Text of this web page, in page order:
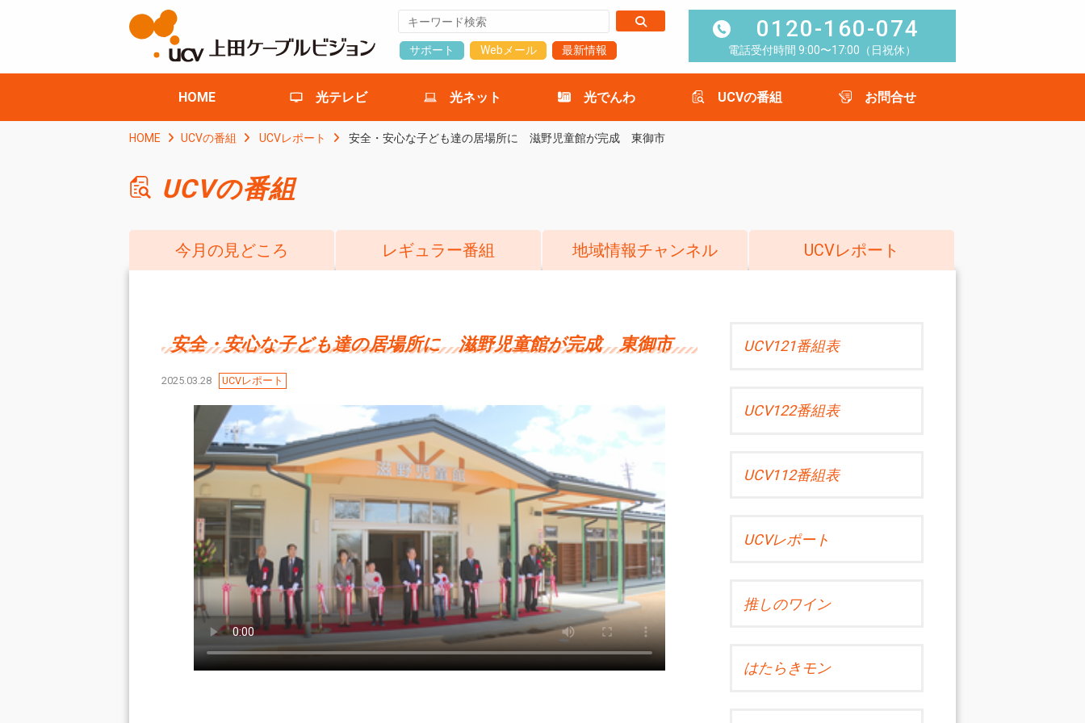
サポート Webメール 最新情報
0120-160-074
電話受付時間 9:00〜17:00（日祝休）
HOME 光テレビ 光ネット 光でんわ UCVの番組 お問合せ
HOME UCVの番組 UCVレポート 安全・安心な子ども達の居場所に 滋野児童館が完成 東御市
UCVの番組
今月の見どころ レギュラー番組 地域情報チャンネル UCVレポート
安全・安心な子ども達の居場所に 滋野児童館が完成 東御市
2025.03.28 UCVレポート
UCV121番組表
UCV122番組表
UCV112番組表
UCVレポート
推しのワイン
はたらきモン